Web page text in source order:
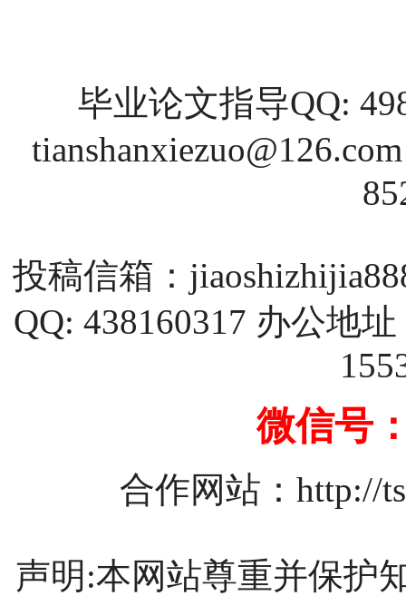
毕业论文指导QQ:
tianshanxiezuo@126.com
投稿信箱：
QQ: 438160317 办公地
微信号
合作网站： http://
声明:本网站尊重并保护